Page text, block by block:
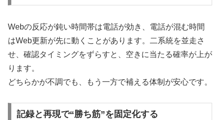
Webの反応が鈍い時間帯は電話が効き、電話が混む時間
はWeb更新が先に動くことがあります。二系統を並走さ
せ、確認タイミングをずらすと、空きに当たる確率が上が
ります。
どちらかが不調でも、もう一方で補える体制が安心です。
記録と再現で“勝ち筋”を固定化する